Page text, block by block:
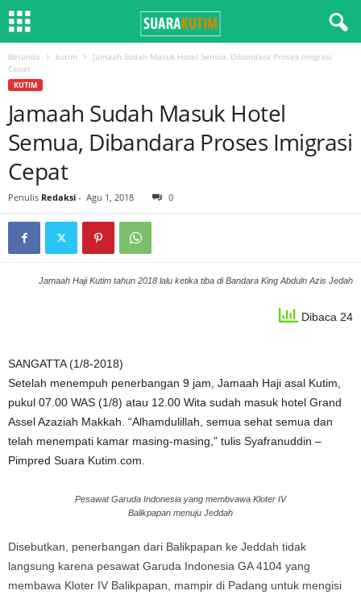
Beranda kutim
Jamaah Sudah Masuk Hotel Semua, Dibandara Proses Imigrasi
Cepat
KUTIM
Jamaah Sudah Masuk Hotel
Semua, Dibandara Proses Imigrasi
Cepat
Penulis Redaksi - Agu 1, 2018 0
Jamaah Haji Kutim tahun 2018 lalu ketika tiba di Bandara King Abduln Azis Jedah
Dibaca 24
SANGATTA (1/8-2018)
Setelah menempuh penerbangan 9 jam, Jamaah Haji asal Kutim,
pukul 07.00 WAS (1/8) atau 12.00 Wita sudah masuk hotel Grand
Assel Azaziah Makkah. “Alhamdulillah, semua sehat semua dan
telah menempati kamar masing-masing,” tulis Syafranuddin –
Pimpred Suara Kutim.com.
Pesawat Garuda Indonesia yang membvawa Kloter IV
Balikpapan menuju Jeddah
Disebutkan, penerbangan dari Balikpapan ke Jeddah tidak
langsung karena pesawat Garuda Indonesia GA 4104 yang
membawa Kloter IV Balikpapan, mampir di Padang untuk mengisi